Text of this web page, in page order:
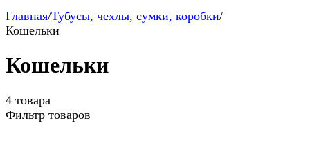
Главная/Тубусы, чехлы, сумки, коробки/
Кошельки
Кошельки
4 товара
Фильтр товаров